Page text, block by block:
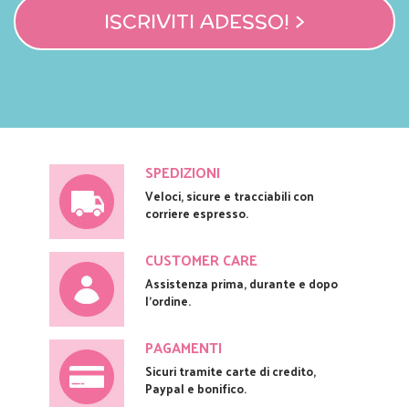
ISCRIVITI ADESSO! >
SPEDIZIONI
Veloci, sicure e tracciabili con
corriere espresso.
CUSTOMER CARE
Assistenza prima, durante e dopo
l'ordine.
PAGAMENTI
Sicuri tramite carte di credito,
Paypal e bonifico.